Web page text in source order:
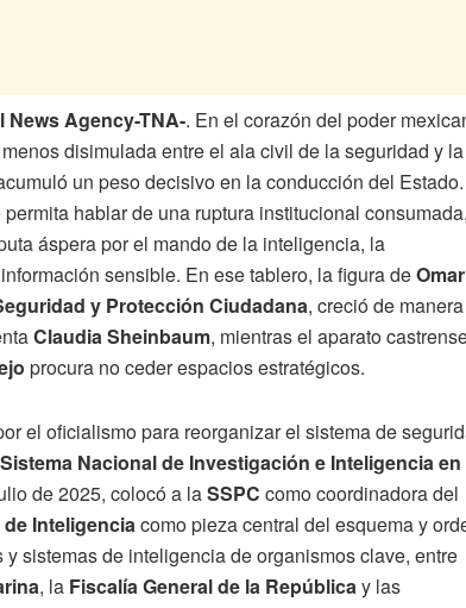
News Agency-TNA-. En el corazón del poder
disimulada entre el ala civil de la seguridad y la
un peso decisivo en la conducción del
hablar de una ruptura institucional consumada,
áspera por el mando de la inteligencia, la
sensible. En ese tablero, la figura deOmar
y Protección Ciudadana, creció de manera
Claudia Sheinbaum, mientras el aparato
procura no ceder espacios estratégicos.
el oficialismo para reorganizar el sistema de
Nacional de Investigación e Inteligencia en
de 2025, colocó a laSSPC como coordinadora del
Inteligenciacomo pieza central del esquema y
sistemas de inteligencia de organismos clave, entre
, la Fiscalía General de la Repúblicay las